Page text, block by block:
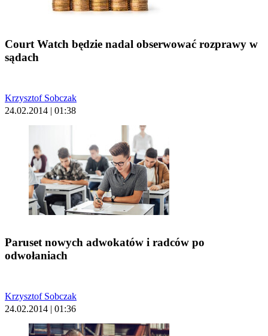
Court Watch będzie nadal obserwować rozprawy w
sądach
Krzysztof Sobczak
24.02.2014 | 01:38
Paruset nowych adwokatów i radców po
odwołaniach
Krzysztof Sobczak
24.02.2014 | 01:36